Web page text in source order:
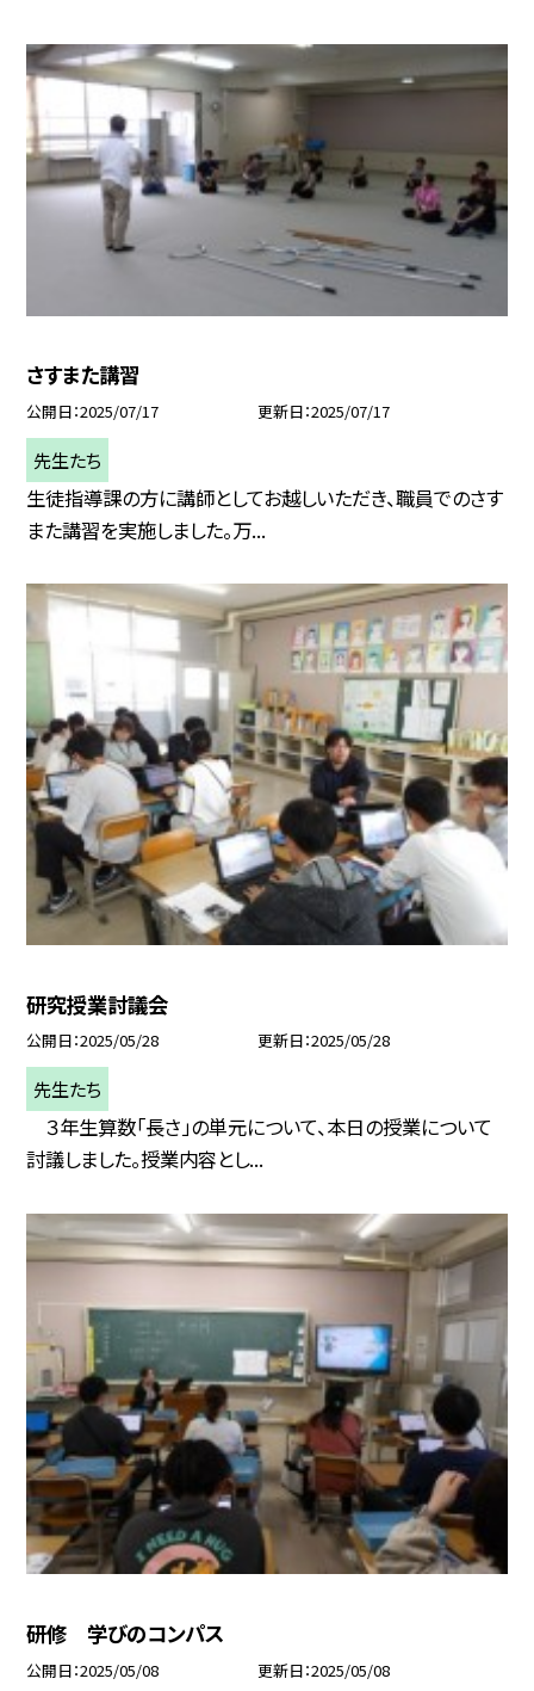
さすまた講習
公開日 2025/07/17 更新日 2025/07/17
先生たち
生徒指導課の方に講師としてお越しいただき、職員でのさす
また講習を実施しました。万...
研究授業討議会
公開日 2025/05/28 更新日 2025/05/28
先生たち
３年生算数「長さ」の単元について、本日の授業について
討議しました。授業内容とし...
研修 学びのコンパス
公開日 2025/05/08 更新日 2025/05/08